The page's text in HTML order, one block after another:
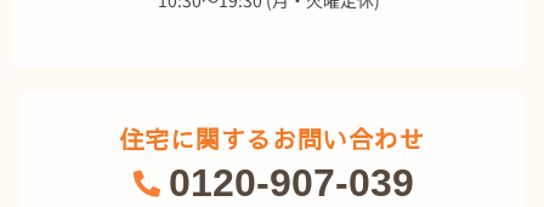
住宅に関するお問い合わせ
0120-907-039